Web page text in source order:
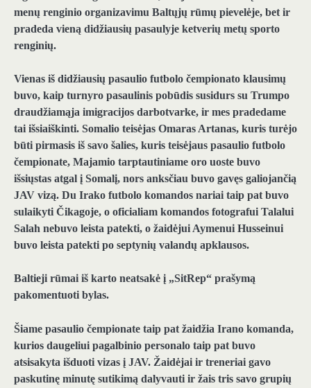
menų renginio organizavimu Baltųjų rūmų pievelėje, bet ir
pradeda vieną didžiausių pasaulyje ketverių metų sporto
renginių.
Vienas iš didžiausių pasaulio futbolo čempionato klausimų
buvo, kaip turnyro pasaulinis pobūdis susidurs su Trumpo
draudžiamąja imigracijos darbotvarke, ir mes pradedame
tai išsiaiškinti. Somalio teisėjas Omaras Artanas, kuris turėjo
būti pirmasis iš savo šalies, kuris teisėjaus pasaulio futbolo
čempionate, Majamio tarptautiniame oro uoste buvo
išsiųstas atgal į Somalį, nors anksčiau buvo gavęs galiojančią
JAV vizą. Du Irako futbolo komandos nariai taip pat buvo
sulaikyti Čikagoje, o oficialiam komandos fotografui Talalui
Salah nebuvo leista patekti, o žaidėjui Aymenui Husseinui
buvo leista patekti po septynių valandų apklausos.
Baltieji rūmai iš karto neatsakė į „SitRep“ prašymą
pakomentuoti bylas.
Šiame pasaulio čempionate taip pat žaidžia Irano komanda,
kurios daugeliui pagalbinio personalo taip pat buvo
atsisakyta išduoti vizas į JAV. Žaidėjai ir treneriai gavo
paskutinę minutę sutikimą dalyvauti ir žais tris savo grupių